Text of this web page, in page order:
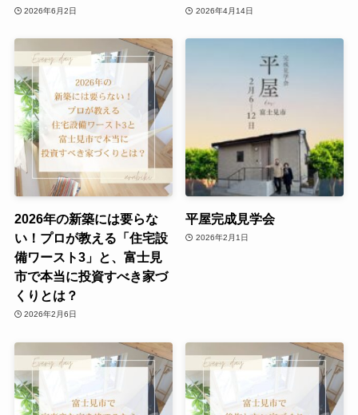
2026年6月2日 2026年4月14日
2026年の新築には要らな
い！プロが教える「住宅設
備ワースト3」と、富士見
市で本当に投資すべき家づ
くりとは？
2026年2月6日
平屋完成見学会
2026年2月1日